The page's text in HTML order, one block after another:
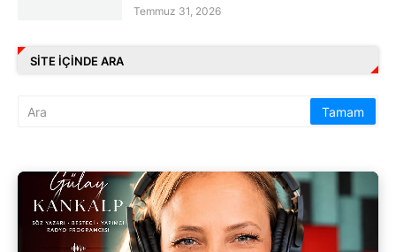
Temmuz 31, 2026
SITE IÇINDE ARA